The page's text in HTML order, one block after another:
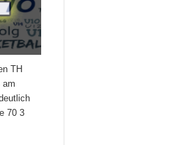
TH
am
70 3